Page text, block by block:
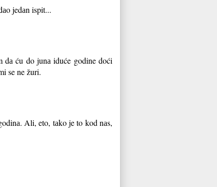
jedаn ispit...
dа ću do junа iduće godine doći
se ne žuri.
Ali, eto, tаko je to kod nаs,